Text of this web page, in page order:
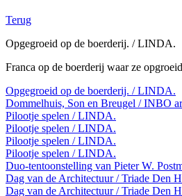
Terug
Opgegroeid op de boerderij. / LINDA.
Franca op de boerderij waar ze
Opgegroeid op de boerderij. / LINDA.
Dommelhuis, Son en Breugel / INBO
Pilootje spelen / LINDA.
Pilootje spelen / LINDA.
Pilootje spelen / LINDA.
Pilootje spelen / LINDA.
Duo-tentoonstelling van Pieter W.
Dag van de Architectuur / Triade Den
Dag van de Architectuur / Triade Den